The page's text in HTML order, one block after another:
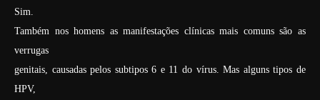
Sim.
Também nos homens as manifestações clínicas mais comuns são as
verrugas
genitais, causadas pelos subtipos 6 e 11 do vírus. Mas alguns tipos de
HPV,